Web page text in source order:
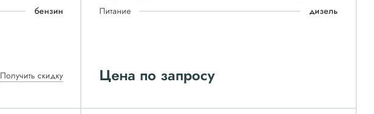
бензин
Получить скидку
Питание
дизель
Цена по запросу